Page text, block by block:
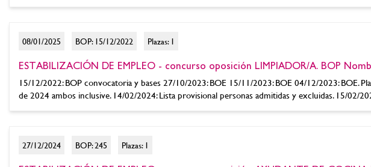
08/01/2025 BOP: 15/12/2022 Plazas: 1
ESTABILIZACIÓN DE EMPLEO - concurso oposición LIMPIADOR/A. BOP
15/12/2022: BOP convocatoria y bases 27/10/2023: BOE 15/11/2023: BOE 04/12/2023: BOE.
de 2024 ambos inclusive. 14/02/2024: Lista provisional personas admitidas y excluidas. 15/02/
27/12/2024 BOP: 245 Plazas: 1